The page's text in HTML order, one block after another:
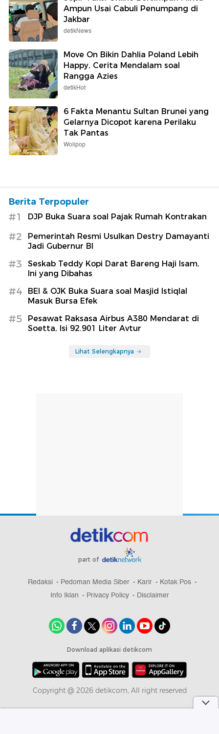
Ampun Usai Cabuli Penumpang di
Jakbar
detikNews
Move On Bikin Dahlia Poland Lebih
Happy, Cerita Mendalam soal
Rangga Azies
detikHot
6 Fakta Menantu Sultan Brunei yang
Gelarnya Dicopot karena Perilaku
Tak Pantas
Wolipop
Berita Terpopuler
#1 DJP Buka Suara soal Pajak Rumah Kontrakan
#2
Pemerintah Resmi Usulkan Destry Damayanti
Jadi Gubernur BI
#3
Seskab Teddy Kopi Darat Bareng Haji Isam,
Ini yang Dibahas
#4
BEI & OJK Buka Suara soal Masjid Istiqlal
Masuk Bursa Efek
#5
Pesawat Raksasa Airbus A380 Mendarat di
Soetta, Isi 92.901 Liter Avtur
Lihat Selengkapnya
part of
Redaksi Pedoman Media Siber Karir
Kotak Pos
Info Iklan
Privacy Policy Disclaimer
Download aplikasi detikcom
Copyright @ 2026 detikcom, All right reserved